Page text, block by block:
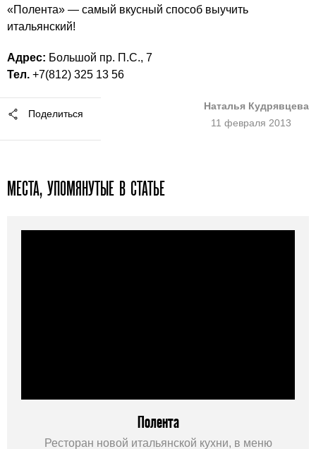
«Полента» — самый вкусный способ выучить
итальянский!
Адрес: Большой пр. П.С., 7
Тел. +7(812) 325 13 56
Поделиться
Наталья Кудрявцева
11 февраля 2013
МЕСТА, УПОМЯНУТЫЕ В СТАТЬЕ
Полента
Ресторан новой итальянской кухни, в меню